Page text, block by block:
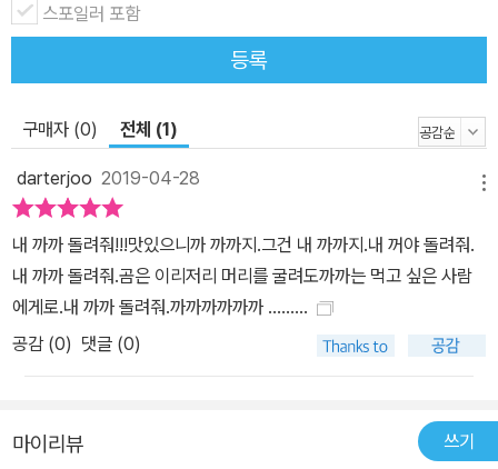
스포일러 포함
등록
구매자 (0) 전체 (1)
darterjoo 2019-04-28
내 까까 돌려줘!!!맛있으니까 까까지.그건 내 까까지.내 꺼야 돌려줘.
내 까까 돌려줘.곰은 이리저리 머리를 굴려도까까는 먹고 싶은 사람
에게로.내 까까 돌려줘.까까까까까까 .........
공감 (0) 댓글 (0)
마이리뷰 쓰기